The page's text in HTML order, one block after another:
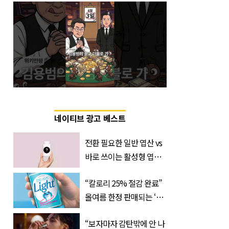
네이티브 광고 베스트
전환 필요한 일반 엽산 vs
바로 쓰이는 활성형 엽
‘Quatrefolic®’ 주목
“칼로리 25% 절감 완료”
올여름 한정 판매되는 ‘최
“보자마자 감탄밖에 안 나